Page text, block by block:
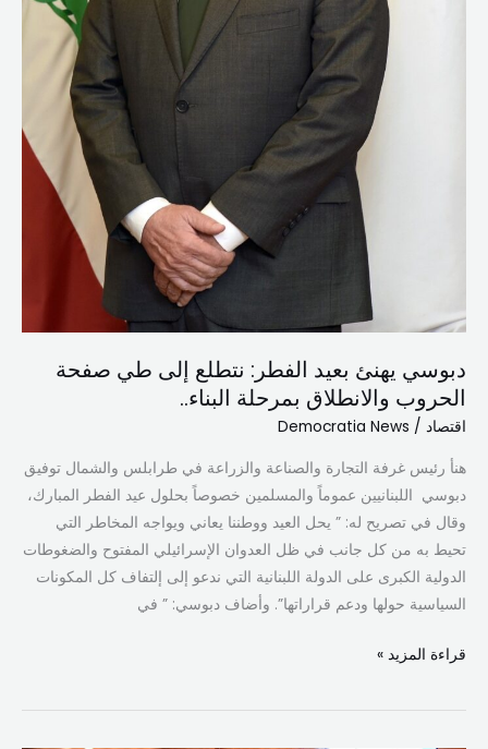
دبوسي يهنئ بعيد الفطر: نتطلع إلى طي صفحة
الحروب والانطلاق بمرحلة البناء..
اقتصاد /
Democratia News
هنأ رئيس غرفة التجارة والصناعة والزراعة في طرابلس والشمال توفيق
دبوسي اللبنانيين عموماً والمسلمين خصوصاً بحلول عيد الفطر المبارك،
وقال في تصريح له: ” يحل العيد ووطننا يعاني ويواجه المخاطر التي
تحيط به من كل جانب في ظل العدوان الإسرائيلي المفتوح والضغوطات
الدولية الكبرى على الدولة اللبنانية التي ندعو إلى إلتفاف كل المكونات
السياسية حولها ودعم قراراتها”. وأضاف دبوسي: ” في
قراءة المزيد »